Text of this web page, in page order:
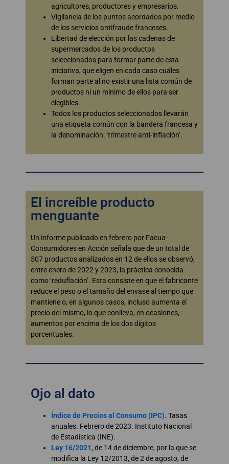
agricultores, productores y empresarios.
Vigilancia de los puntos acordados por medio
de los servicios antifraude franceses.
Libertad de elección por las cadenas de
supermercados de los productos
seleccionados para formar parte de esta
iniciativa, que eligen en cada caso cuáles
forman parte al no existir una lista común de
productos ni un mínimo de ellos para ser
elegibles.
Todos los productos seleccionados llevarán
una etiqueta común con la bandera francesa y
la denominación: ‘trimestre anti-inflación’.
El increíble producto
menguante
Un informe publicado en febrero por Facua-
Consumidores en Acción señala que de un total de
507 productos analizados en 12 de ellos se observó,
entre enero de 2022 y 2023, la práctica conocida
como ‘reduflación’. Esta consiste en que el fabricante
reduce el peso o el tamaño del envase al tiempo que
mantiene o, en algunos casos, incluso aumenta el
precio del mismo, lo que conlleva, en ocasiones,
aumentos por encima de los dos dígitos
porcentuales.
Ojo al dato
Índice de Precios al Consumo (IPC). Tasas
anuales. Febrero de 2023. Instituto Nacional
de Estadística (INE).
Ley 16/2021, de 14 de diciembre, por la que se
modifica la Ley 12/2013, de 2 de agosto, de